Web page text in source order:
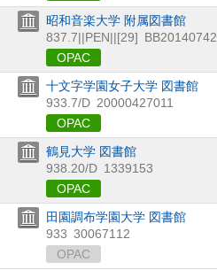
昭和音楽大学 附属図書館
837.7||PEN||[29] BB20140742
OPAC
十文字学園女子大学 図書館
933.7/D 20000427011
OPAC
鶴見大学 図書館
938.20/D 1339153
OPAC
田園調布学園大学 図書館
933 30067112
OPAC